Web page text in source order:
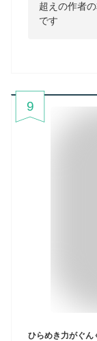
超えの作者
です
9
ひらめき力がぐん